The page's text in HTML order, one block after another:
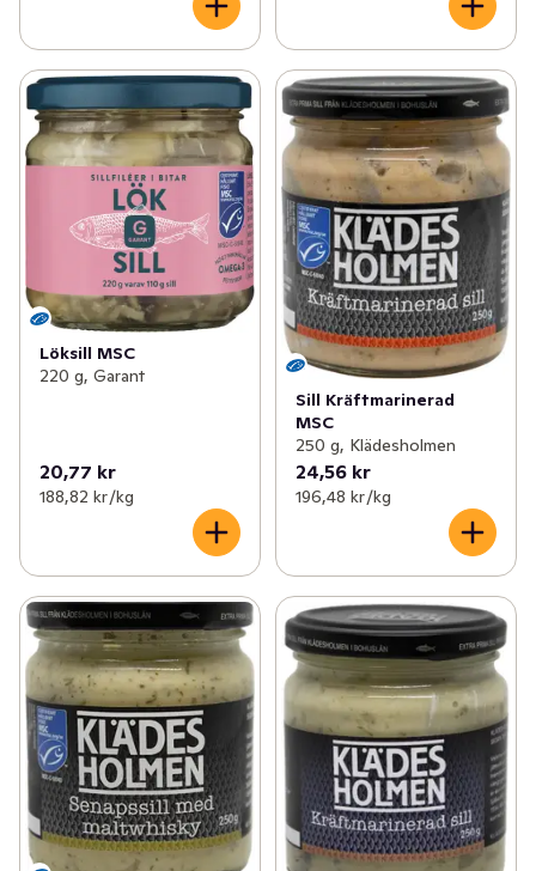
Löksill MSC
220 g, Garant
20,77 kr
188,82 kr /kg
Sill Kräftmarinerad
MSC
250 g, Klädesholmen
24,56 kr
196,48 kr /kg